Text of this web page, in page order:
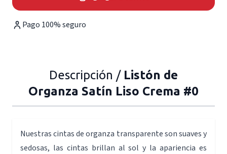
Pago 100% seguro
Descripción / Listón de
Organza Satín Liso Crema #0
Nuestras cintas de organza transparente son suaves y
sedosas, las cintas brillan al sol y la apariencia es